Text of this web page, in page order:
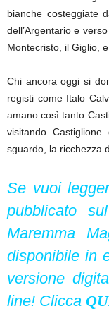
bianche costeggiate
dell’Argentario e
Montecristo, il Giglio,
Chi ancora oggi si
registi come Italo
amano così tanto
visitando
sguardo, la ricchezza
Se vuoi
pubblicato
Maremma
disponibile in
versione
line! Clicca